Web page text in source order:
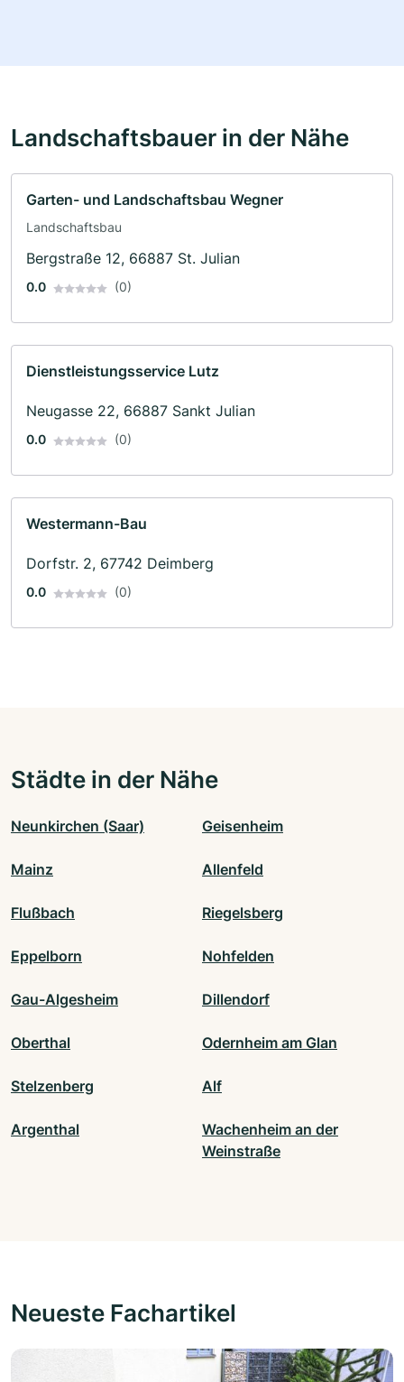
Landschaftsbauer in der Nähe
Garten- und Landschaftsbau Wegner
Landschaftsbau
Bergstraße 12, 66887 St. Julian
0.0 (0)
Dienstleistungsservice Lutz
Neugasse 22, 66887 Sankt Julian
0.0 (0)
Westermann-Bau
Dorfstr. 2, 67742 Deimberg
0.0 (0)
Städte in der Nähe
Neunkirchen (Saar) Geisenheim
Mainz Allenfeld
Flußbach Riegelsberg
Eppelborn Nohfelden
Gau-Algesheim Dillendorf
Oberthal Odernheim am Glan
Stelzenberg Alf
Argenthal
Wachenheim an der
Weinstraße
Neueste Fachartikel